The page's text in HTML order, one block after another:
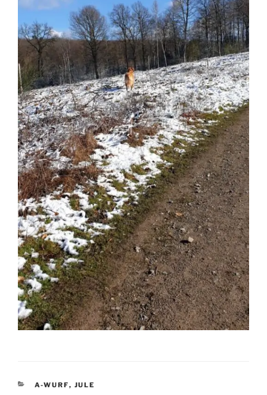
KATEGORIEN
A-WURF, JULE